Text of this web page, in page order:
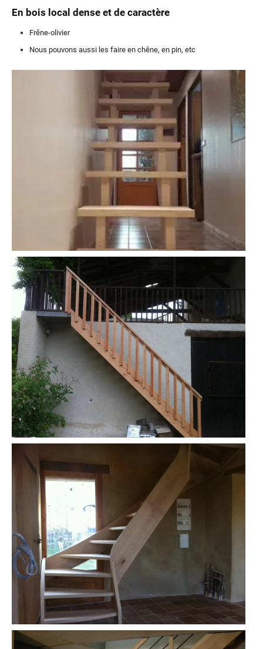
En bois local dense et de caractère
Frêne-olivier
Nous pouvons aussi les faire en chêne, en pin, etc